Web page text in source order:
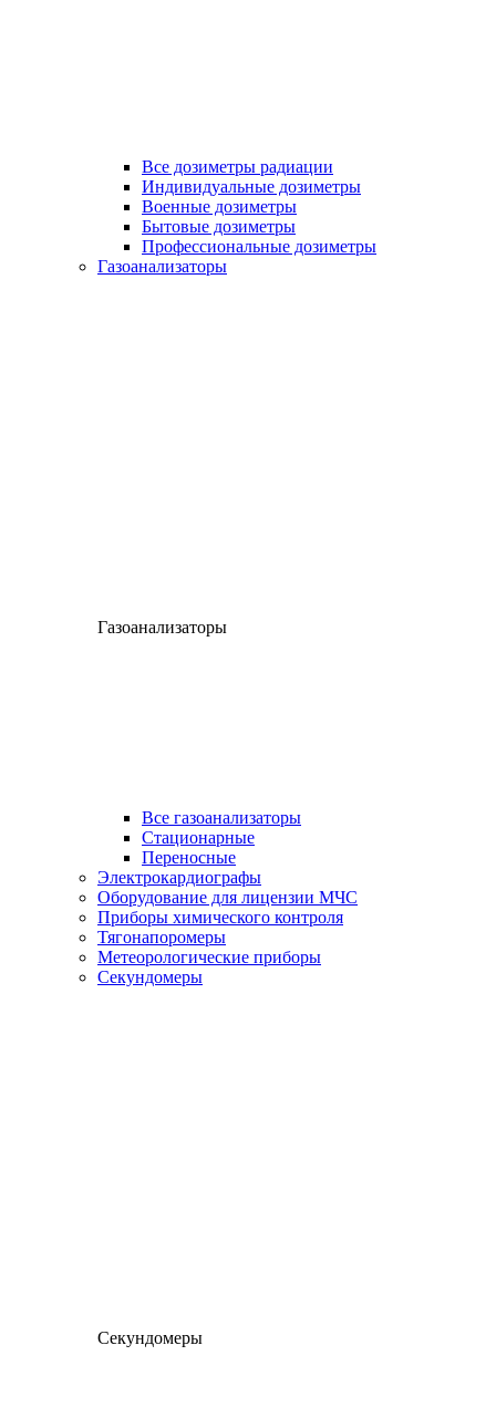
Все дозиметры радиации
Индивидуальные дозиметры
Военные дозиметры
Бытовые дозиметры
Профессиональные дозиметры
Газоанализаторы
Газоанализаторы
Все газоанализаторы
Cтационарные
Переносные
Электрокардиографы
Оборудование для лицензии МЧС
Приборы химического контроля
Тягонапоромеры
Метеорологические приборы
Секундомеры
Секундомеры